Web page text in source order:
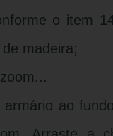
o item
madeira;
ao